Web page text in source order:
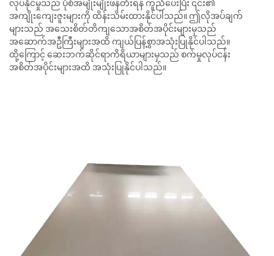
လုပ်နိုင်မှုသည် ပုံစံအမျိုးမျိုးဖန်တီးရန် ကူညီပေးပြီး ၎င်း၏
အကျိုးကျေးဇူးများကို ထိန်းသိမ်းထားနိုင်ပါသည်။ ဤလိုအပ်ချက်
များသည် အသေးစိတ်တိကျသောအစိတ်အပိုင်းများမှသည်
အဆောက်အဦကြီးများအထိ ကျယ်ပြန့်စွာအသုံးပြုနိုင်ပါသည်။
ထို့ကြောင့် ဆေးဘက်ဆိုင်ရာကိရိယာများမှသည် စက်မှုလုပ်ငန်း
အစိတ်အပိုင်းများအထိ အသုံးပြုနိုင်ပါသည်။